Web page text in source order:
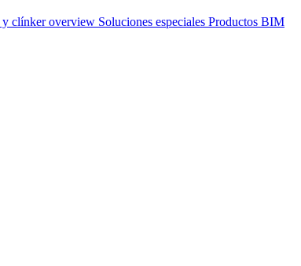
clínker overview Soluciones especiales Productos BIM